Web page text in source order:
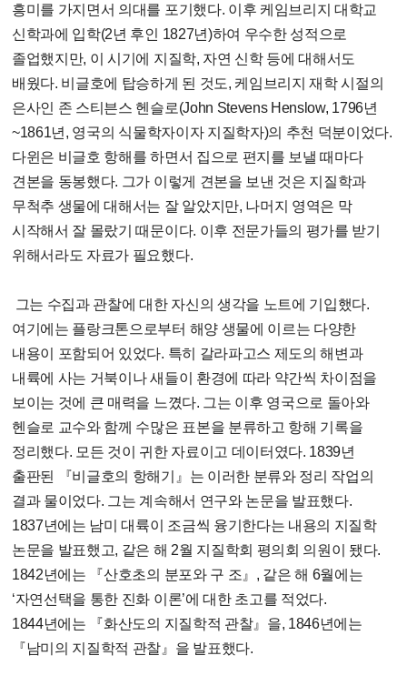
흥미를 가지면서 의대를 포기했다. 이후 케임브리지 대학교
신학과에 입학(2년 후인 1827년)하여 우수한 성적으로
졸업했지만, 이 시기에 지질학, 자연 신학 등에 대해서도
배웠다. 비글호에 탑승하게 된 것도, 케임브리지 재학 시절의
은사인 존 스티븐스 헨슬로(John Stevens Henslow, 1796년
~1861년, 영국의 식물학자이자 지질학자)의 추천 덕분이었다.
다윈은 비글호 항해를 하면서 집으로 편지를 보낼 때마다
견본을 동봉했다. 그가 이렇게 견본을 보낸 것은 지질학과
무척추 생물에 대해서는 잘 알았지만, 나머지 영역은 막
시작해서 잘 몰랐기 때문이다. 이후 전문가들의 평가를 받기
위해서라도 자료가 필요했다.
그는 수집과 관찰에 대한 자신의 생각을 노트에 기입했다.
여기에는 플랑크톤으로부터 해양 생물에 이르는 다양한
내용이 포함되어 있었다. 특히 갈라파고스 제도의 해변과
내륙에 사는 거북이나 새들이 환경에 따라 약간씩 차이점을
보이는 것에 큰 매력을 느꼈다. 그는 이후 영국으로 돌아와
헨슬로 교수와 함께 수많은 표본을 분류하고 항해 기록을
정리했다. 모든 것이 귀한 자료이고 데이터였다. 1839년
출판된 『비글호의 항해기』는 이러한 분류와 정리 작업의
결과 물이었다. 그는 계속해서 연구와 논문을 발표했다.
1837년에는 남미 대륙이 조금씩 융기한다는 내용의 지질학
논문을 발표했고, 같은 해 2월 지질학회 평의회 의원이 됐다.
1842년에는 『산호초의 분포와 구 조』, 같은 해 6월에는
‘자연선택을 통한 진화 이론’에 대한 초고를 적었다.
1844년에는 『화산도의 지질학적 관찰』을, 1846년에는
『남미의 지질학적 관찰』을 발표했다.